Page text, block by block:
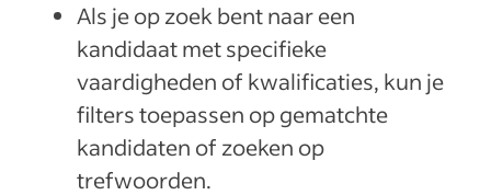
Als je op zoek bent naar een
kandidaat met specifieke
vaardigheden of kwalificaties, kun je
filters toepassen op gematchte
kandidaten of zoeken op
trefwoorden.